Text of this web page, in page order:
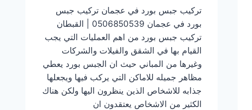
تركيب جبس بورد في عجمان تركيب جبس
بورد في عجمان 0506850539 | القبطان
تركيب جبس بورد من اهم العمليات التي يجب
القيام بها في الشقق والفيلات والشركات
وغيرها من المباني حيث ان الجبس بورد يعطي
مظاهر جميله للاماكن التي يركب فيها ويجعلها
جذابه للاشخاص الذين ينظرون اليها ولكن هناك
الكثير من الاشخاص يعتقدون ان